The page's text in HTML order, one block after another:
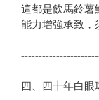
這都是飲馬鈴薯
能力增強承致，
四、四十年白